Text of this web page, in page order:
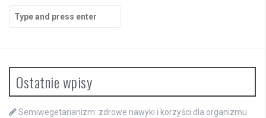
Search
for:
Ostatnie wpisy
Semiwegetarianizm: zdrowe nawyki i korzyści dla organizmu